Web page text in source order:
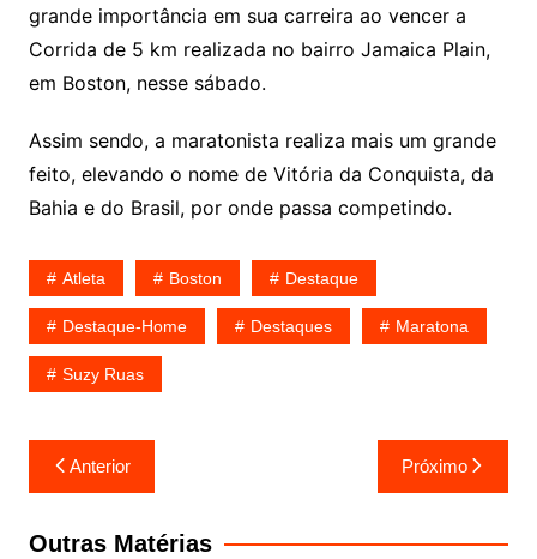
grande importância em sua carreira ao vencer a
Corrida de 5 km realizada no bairro Jamaica Plain,
em Boston, nesse sábado.
Assim sendo, a maratonista realiza mais um grande
feito, elevando o nome de Vitória da Conquista, da
Bahia e do Brasil, por onde passa competindo.
Atleta Boston Destaque
Destaque-Home Destaques Maratona
Suzy Ruas
Navegação
de
Post
Anterior Próximo
Outras Matérias